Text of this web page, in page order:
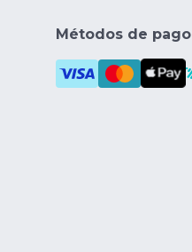
Métodos de pago